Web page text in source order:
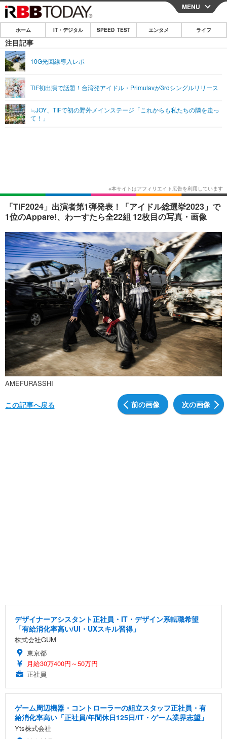
CLOSE
ホーム
IT・デジタル
ショッピング その他
SPEED TEST
エンタメ
エンタメTOP
ショッピング その他
ライフ
MENU
ホーム IT・デジタル SPEED TEST エンタメ ライフ
注目記事
10G光回線導入レポ
TIF初出演で話題！台湾発アイドル・Primulavが3rdシングルリリース
≒JOY、TIFで初の野外メインステージ「これからも私たちの隣を走っ
て！」
「TIF2024」出演者第1弾発表！「アイドル総選挙2023」で
1位のAppare!、わーすたら全22組 12枚目の写真・画像
AMEFURASSHI
前の画像 次の画像
この記事へ戻る
デザイナーアシスタント正社員・IT・デザイン系転職希望
「有給消化率高い/UI・UXスキル習得」
株式会社GUM
東京都
月給30万400円～50万円
正社員
ゲーム周辺機器・コントローラーの組立スタッフ正社員・有
給消化率高い「正社員/年間休日125日/IT・ゲーム業界志望」
Yts株式会社